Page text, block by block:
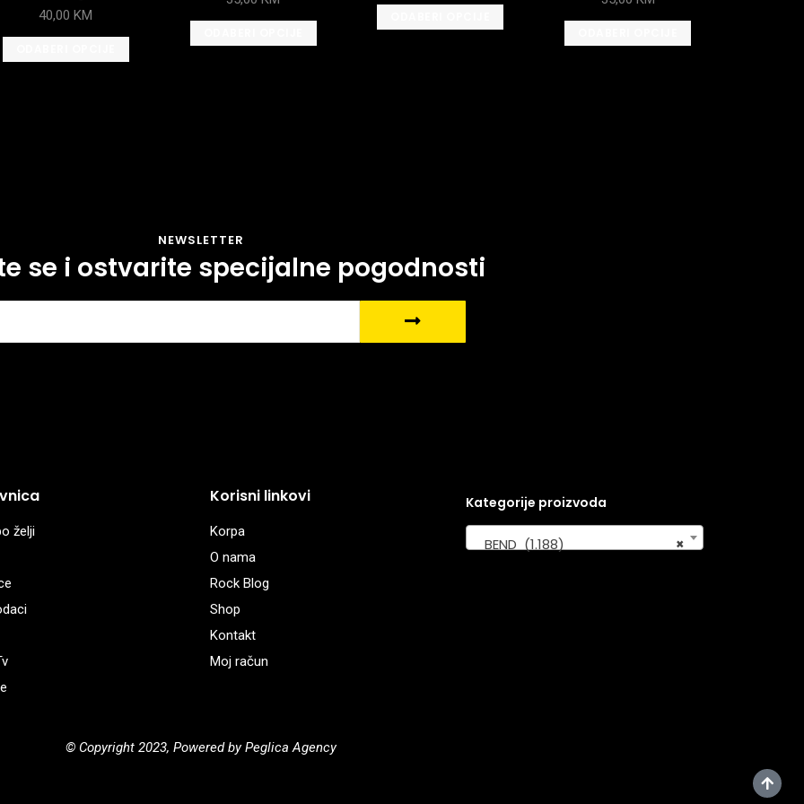
40,00KM
NEWSLETTER
se i ostvarite specijalne pogodnosti
želji
Korisni linkovi
Korpa
O nama
Rock Blog
Shop
Kontakt
Moj račun
Kategorije proizvoda
×
BEND (1.188)
© Copyright 2023, Powered by Peglica Agency